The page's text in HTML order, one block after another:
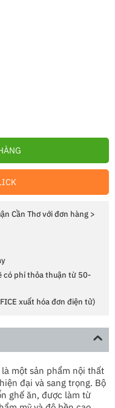
Cần Thơ với đơn hàng >
có phí thỏa thuận từ 50-
xuất hóa đơn điện tử)
là một sản phẩm nội thất
đại và sang trọng. Bộ
ghế ăn, được làm từ